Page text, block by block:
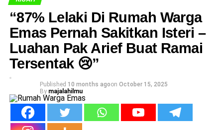
“87% Lelaki Di Rumah Warga
Emas Pernah Sakitkan Isteri –
Luahan Pak Arief Buat Ramai
Tersentak 😢”
Published 10 months agoon October 15, 2025
By majalahilmu